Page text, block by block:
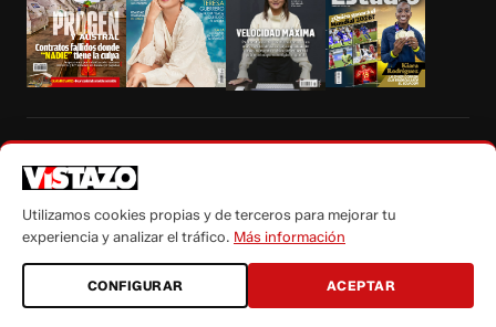
autorización escrita de su titular, de todos los contenidos de Vistazo.com.
Utilizamos cookies propias y de terceros para mejorar tu
experiencia y analizar el tráfico. Más información
CONFIGURAR ACEPTAR